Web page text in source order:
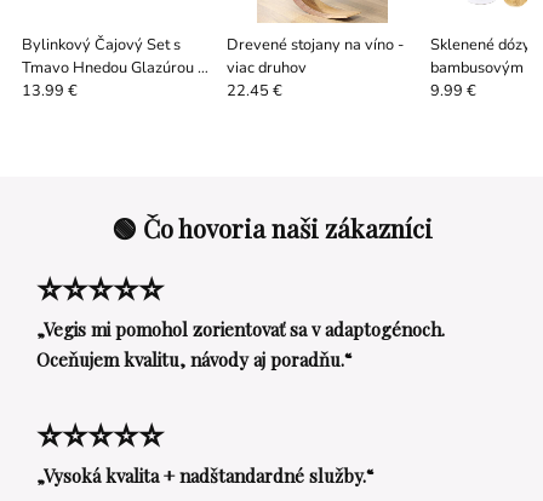
Bylinkový Čajový Set s
Tmavo Hnedou Glazúrou –
Čajník a Dve Šálky
13.99 €
Drevené stojany na víno -
viac druhov
22.45 €
Sklenené dózy s
bambusovým
9.99 €
🟢 Čo hovoria naši zákazníci
⭐⭐⭐⭐⭐
„Vegis mi pomohol zorientovať sa v adaptogénoch.
Oceňujem kvalitu, návody aj poradňu.“
⭐⭐⭐⭐⭐
„Vysoká kvalita + nadštandardné služby.“